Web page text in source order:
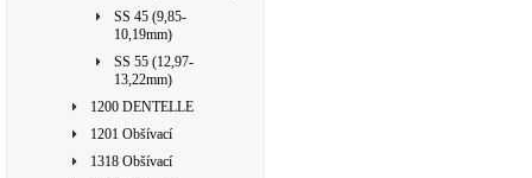
SS 45 (9,85-
10,19mm)
SS 55 (12,97-
13,22mm)
1200 DENTELLE
1201 Obšívací
1318 Obšívací